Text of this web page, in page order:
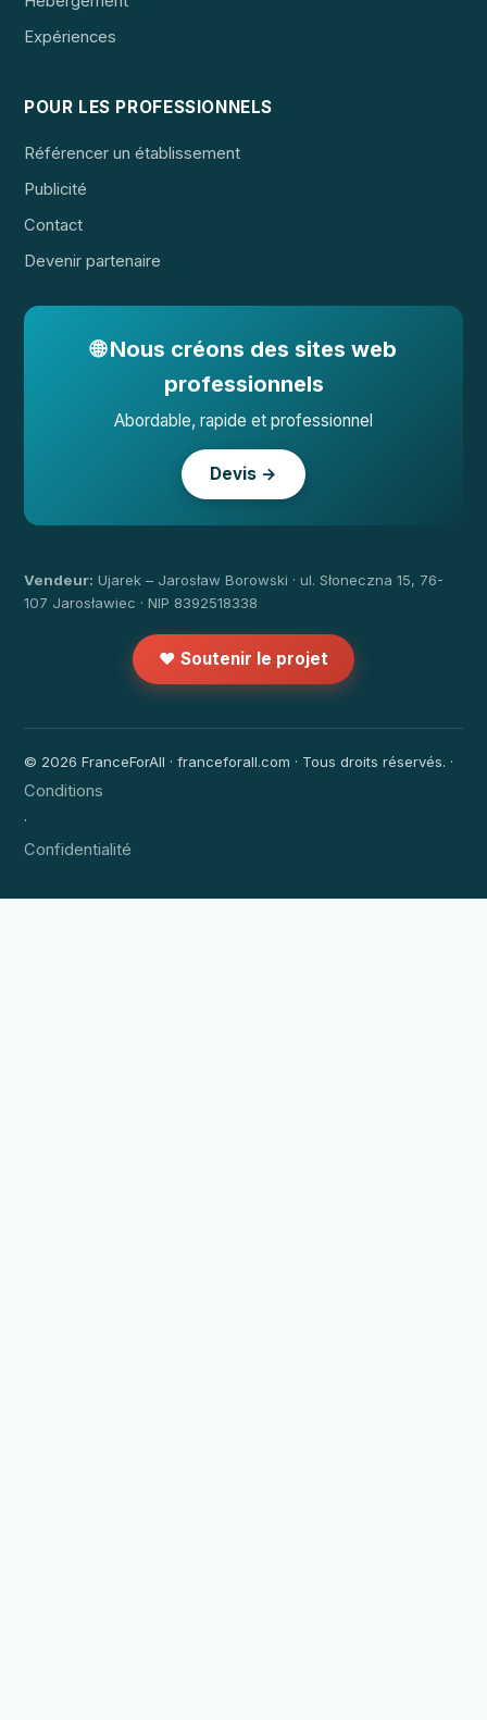
Expériences
POUR LES PROFESSIONNELS
Référencer un établissement
Publicité
Contact
Devenir partenaire
🌐 Nous créons des sites web
professionnels
Abordable, rapide et professionnel
Devis →
Vendeur: Ujarek – Jarosław Borowski · ul. Słoneczna 15, 76-
107 Jarosławiec · NIP 8392518338
❤️ Soutenir le projet
© 2026 FranceForAll · franceforall.com · Tous droits réservés. ·
Conditions
·
Confidentialité